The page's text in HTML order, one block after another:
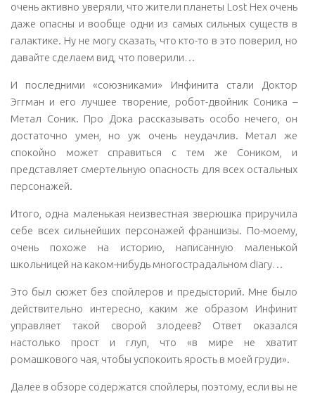
очень активно уверяли, что жители планеты Lost Hex очень
даже опасны и вообще одни из самых сильных существ в
галактике. Ну не могу сказать, что кто-то в это поверил, но
давайте сделаем вид, что поверили…
И последними «союзниками» Инфинита стали Доктор
Эггман и его лучшее творение, робот-двойник Соника –
Метал Соник. Про Дока рассказывать особо нечего, он
достаточно умен, но уж очень неудачлив. Метал же
спокойно может справиться с тем же Соником, и
представляет смертельную опасность для всех остальных
персонажей.
Итого, одна маленькая неизвестная зверюшка приручила
себе всех сильнейших персонажей франшизы. По-моему,
очень похоже на историю, написанную маленькой
школьницей на каком-нибудь многострадальном diary…
Это был сюжет без спойлеров и предысторий. Мне было
действительно интересно, каким же образом Инфинит
управляет такой сворой злодеев? Ответ оказался
настолько прост и глуп, что «в мире не хватит
ромашкового чая, чтобы успокоить ярость в моей груди».
Далее в обзоре содержатся спойлеры, поэтому, если вы не